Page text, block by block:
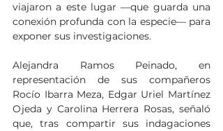
viajaron a este lugar —que guarda una
conexión profunda con la especie— para
exponer sus investigaciones.
Alejandra Ramos Peinado, en
representación de sus compañeros
Rocío Ibarra Meza, Edgar Uriel Martínez
Ojeda y Carolina Herrera Rosas, señaló
que, tras compartir sus indagaciones